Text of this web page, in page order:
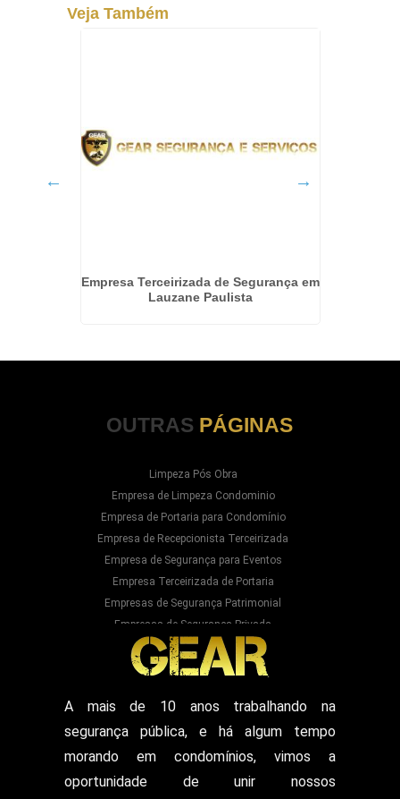
Veja Também
Empresa Terceirizada de Segurança em
Lauzane Paulista
OUTRAS PÁGINAS
Limpeza Pós Obra
Empresa de Limpeza Condominio
Empresa de Portaria para Condomínio
Empresa de Recepcionista Terceirizada
Empresa de Segurança para Eventos
Empresa Terceirizada de Portaria
Empresas de Segurança Patrimonial
Empresas de Segurança Privada
Empresas Prestadoras de Serviços para
Condominios
Empresas Prestadoras de Serviços para Prédios
Prestação de Serviços de Recepção
Recepcionista Terceirizada
Segurança Particular Armado
Segurança Patrimonial E Monitoramento
A mais de 10 anos trabalhando na
segurança pública, e há algum tempo
morando em condomínios, vimos a
oportunidade de unir nossos